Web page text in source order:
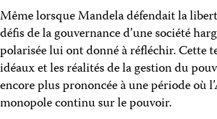
Même lorsque Mandela défendait la
défis de la gouvernance d’une société
polarisée lui ont donné à réfléchir. Cette
idéaux et les réalités de la gestion du
encore plus prononcée à une période où
monopole continu sur le pouvoir.